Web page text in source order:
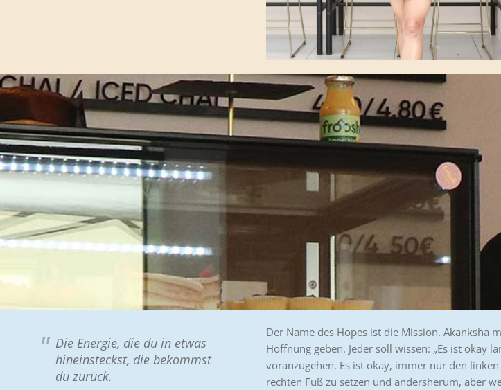
Die Energie, die du in etwas
hineinsteckst, die bekommst
du zurück.
Der Name des Hopes ist die Mission. Akanksha
Hoffnung geben. Jeder soll wissen: „Es ist okay
voranzugehen. Es ist okay, immer nur den
rechten Fuß zu setzen und andersherum, aber